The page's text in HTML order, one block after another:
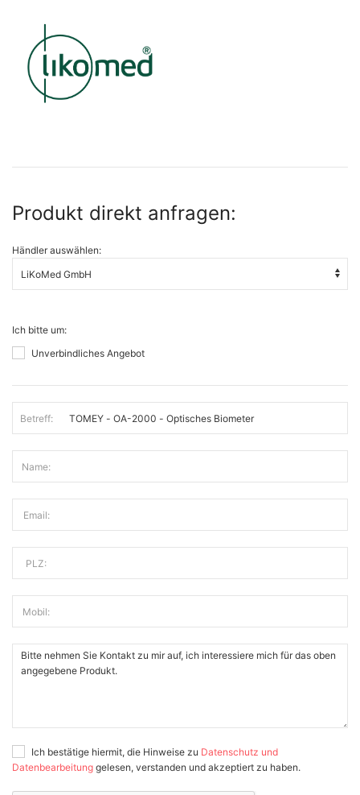
Produkt direkt anfragen:
Händler auswählen:
Ich bitte um:
Unverbindliches Angebot
Betreff:
Name:
Email:
PLZ:
Mobil:
Ich bestätige hiermit, die Hinweise zu Datenschutz und
Datenbearbeitung gelesen, verstanden und akzeptiert zu haben.